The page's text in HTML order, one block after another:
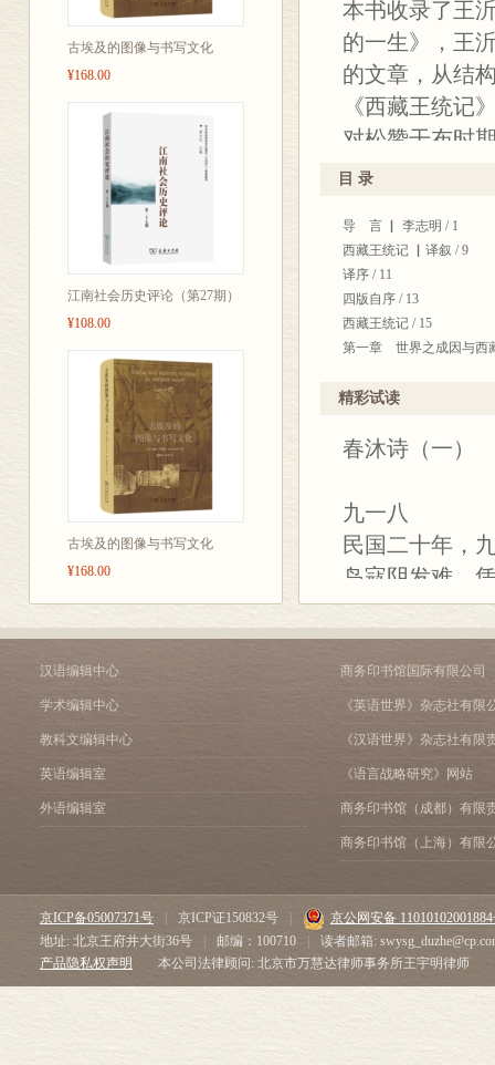
古埃及的图像与书写文化
¥168.00
江南社会历史评论（第27期）
¥108.00
古埃及的图像与书写文化
¥168.00
本书收录了王
的一生》，王
的文章，从结
《西藏王统记
对松赞干布时
师传记也有涉
寺，赤松带赞
为详细。在叙
方面的情况。
该书成为一部
料。”王沂暖先
问答式的叙述
沂暖诗词选》
要集中在1931
其诗词中处处
的论文、自述
和学术积累。
目 录
导 言 ▏ 李志明 / 1
西藏王统记 ▏译叙 / 9
译序 / 11
四版自序 / 13
西藏王统记 / 15
第一章 世界之成因与西
第三章 西藏古代诸王 /
第五章 松赞冈保王（二
第八章 赤松带赞王 / 59
第九章 木内赞保等四王
第十章 热巴巾王 / 69
第十三章 永丹系之诸王 /
第十四章 微松系之诸王 /
米拉日巴传 ▏译序 / 89
三版说明 / 91
米拉日巴传 / 93
自序二 / 208
春沐诗（一） / 211
春沐诗（二） / 270
春沐词（二） / 377
文论类 ▏自述 / 399
松赞干布的生年卒年与享
精彩试读
春沐诗（一）
九一八
民国二十年，
岛寇阴发难，
军民午夜梦方
天惨惨兮云冥
万众街前皆屏
东大营有王以
指挥士兵向阵
忠愤岂无人，
孰知将军下令
1931年
东北半壁，竟
抚事感怀，率
地甲三齐富，
汉语编辑中心
学术编辑中心
教科文编辑中心
英语编辑室
外语编辑室
商务印书馆国际有限公司
《英语世界》杂志社有限
《汉语世界》杂志社有限
《语言战略研究》网站
商务印书馆（成都）有限
商务印书馆（上海）有限
京ICP备05007371号 京ICP证150832号
京公网安备
地址: 北京王府井大街36号
邮编：100710
读者邮箱:
产品隐私权声明
本公司法律顾问: 北京市万慧达律师事务所王宇明律师